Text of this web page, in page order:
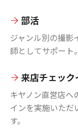
部活
ジャンル別の撮影
師としてサポート。
来店チェック
キヤノン直営店へ
インを実施いただ
す。